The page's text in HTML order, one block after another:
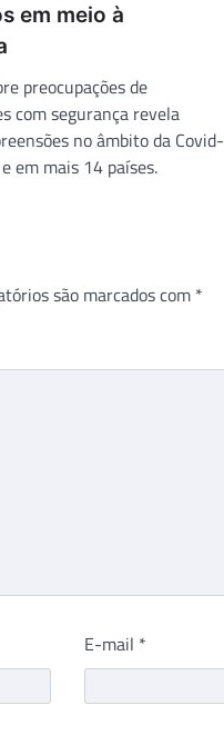
em meio à
preocupações de
com segurança revela
no âmbito da Covid-
em mais 14 países.
são marcados com *
E-mail *